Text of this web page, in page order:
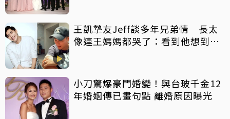
王凱摯友Jeff談多年兄弟情 長太
像連王媽媽都哭了：看到他想到兒
小刀驚爆豪門婚變！與台玻千金12
年婚姻傳已畫句點 離婚原因曝光